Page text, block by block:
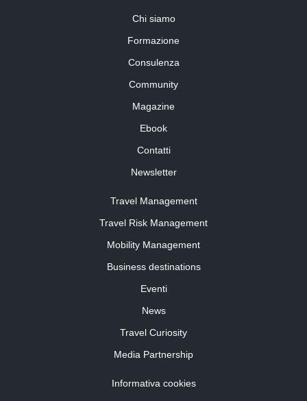
Chi siamo
Formazione
Consulenza
Community
Magazine
Ebook
Contatti
Newsletter
Travel Management
Travel Risk Management
Mobility Management
Business destinations
Eventi
News
Travel Curiosity
Media Partnership
Informativa cookies